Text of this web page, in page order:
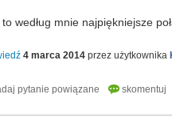
według mnie najpiękniejsze
4 marca 2014 przez użytkownika